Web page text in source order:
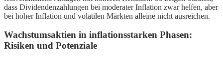
dass Dividendenzahlungen bei moderater Inflation zwar helfen, aber
bei hoher Inflation und volatilen Märkten alleine nicht ausreichen.
Wachstumsaktien in inflationsstarken Phasen:
Risiken und Potenziale